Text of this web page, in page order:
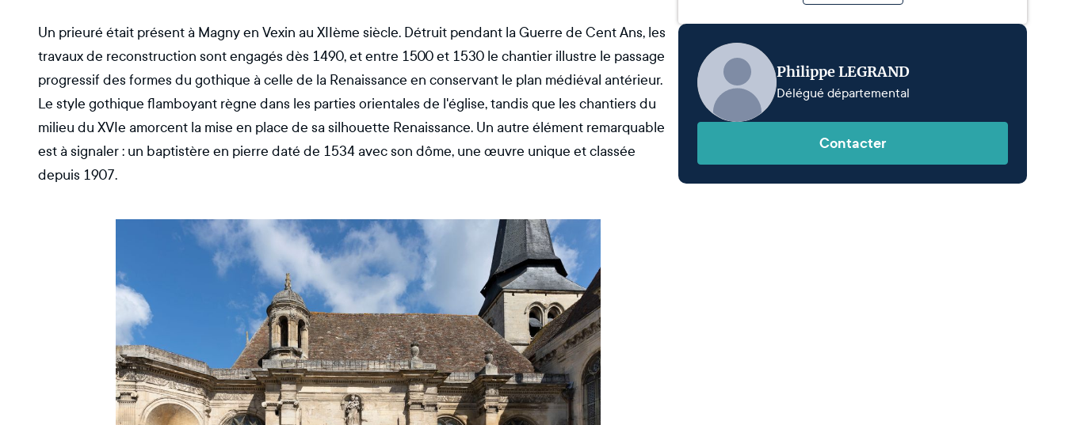
Un prieuré était présent à Magny en Vexin au XIIème siècle. Détruit pendant la Guerre de Cent Ans, les
travaux de reconstruction sont engagés dès 1490, et entre 1500 et 1530 le chantier illustre le passage
progressif des formes du gothique à celle de la Renaissance en conservant le plan médiéval antérieur.
Le style gothique flamboyant règne dans les parties orientales de l'église, tandis que les chantiers du
milieu du XVIe amorcent la mise en place de sa silhouette Renaissance. Un autre élément remarquable
est à signaler : un baptistère en pierre daté de 1534 avec son dôme, une œuvre unique et classée
depuis 1907.
Philippe LEGRAND
Délégué départemental
Contacter